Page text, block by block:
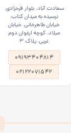
سعادت آباد، بلوار فرحزادی،
نرسیده به میدان کتاب،
خیابان طاهرخانی، خیابان
میلاد، کوچه ارغوان دوم
غربی، پلاک ٣
۰۹۱۹۳۴۰۴۸۱۴
۰۲۱۲۲۰۷۱۵۴۲